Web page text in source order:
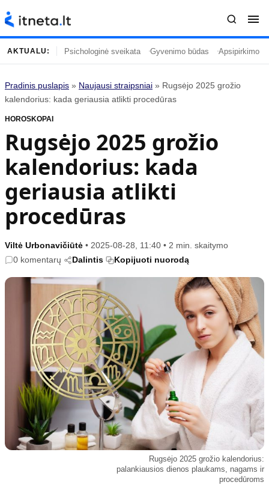
Turinys
Naujausi straipsniai
Gyvenimas
Įdomybės
Mada
Mokslas
Namai ir interjeras
Temos
Kulinarija
Technologijos
Gyvenimo būdas
Vasaros mada
Populiaru
Sodas ir daržas
Sveikata ir grožis
Karjera
Psichologinė sveikata
Tvari mada
Informacija
Klaidų taisymo politika
Naudojimo sąlygos
Privatumo politika
Reklamos politika
Slapukų politika
Redakcija
Apie mus
Autoriai
AKTUALU: Psichologinė sveikata Gyvenimo būdas Apsipirkimo
Pradinis puslapis » Naujausi straipsniai » Rugsėjo 2025 grožio
kalendorius: kada geriausia atlikti procedūras
HOROSKOPAI
Rugsėjo 2025 grožio
kalendorius: kada
geriausia atlikti
procedūras
Viltė Urbonavičiūtė • 2025-08-28, 11:40 • 2 min. skaitymo
0 komentarų
Dalintis Kopijuoti nuorodą
Rugsėjo 2025 grožio kalendorius:
palankiausios dienos plaukams, nagams ir
procedūroms